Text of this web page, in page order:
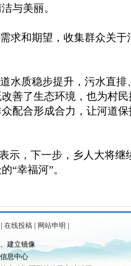
与美丽。
求和期望，收集群众关
质稳步提升，污水直排
善了生态环境，也为村
配合形成合力，让河道
示，下一步，乡人大将
“幸福河”。
在线投稿 网站申明
建立镜像
息中心